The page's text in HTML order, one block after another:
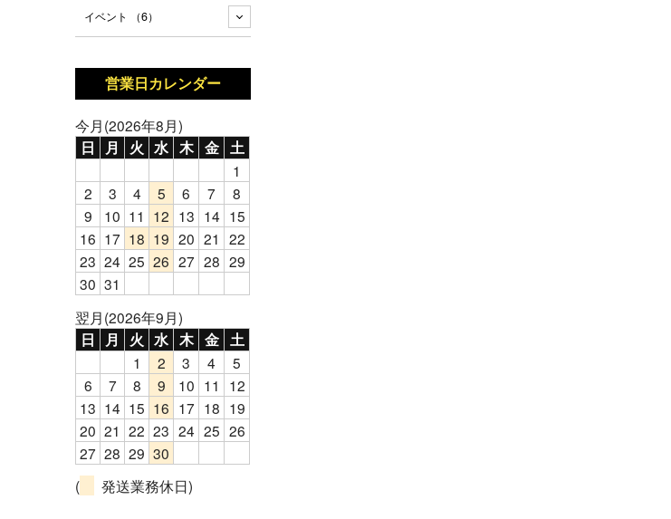
イベント （6）
営業日カレンダー
今月(2026年8月)
日 月 火 水 木 金 土
1
2
3 4 5 6 7
8
9
10 11 12 13 14 15
16 17 18 19 20 21 22
23 24 25 26 27 28 29
30 31
翌月(2026年9月)
日 月 火 水 木 金 土
1 2 3 4
5
6
7 8 9 10 11
12
13 14 15 16 17 18 19
20 21 22 23 24 25 26
27 28 29 30
(
発送業務休日)